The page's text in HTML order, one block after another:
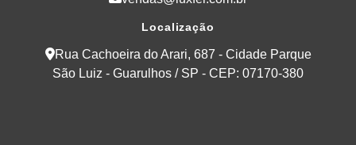
Localização
Rua Cachoeira do Arari, 687 - Cidade Parque
São Luiz - Guarulhos / SP - CEP: 07170-380